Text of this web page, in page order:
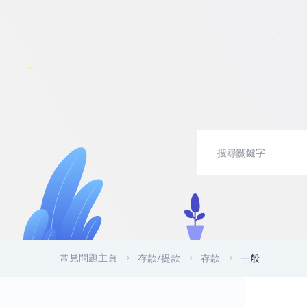
常見問題主頁 存款/提款 存款 一般